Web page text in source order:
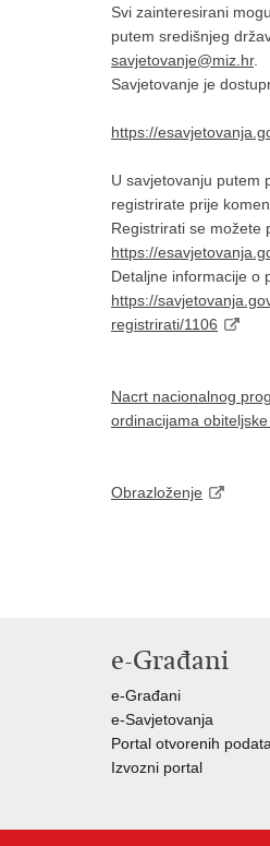
Svi zainteresirani
putem središnjeg
savjetovanje@miz.hr.
Savjetovanje je
https://
U savjetovanju putem
registrirate prije
Registrirati se možete
https://
Detaljne informacije o
https://
registrirati/1106
Nacrt nacionalnog
ordinacijama
Obrazloženje
e-Građani
e-Građani
e-Savjetovanja
Portal otvorenih
Izvozni portal